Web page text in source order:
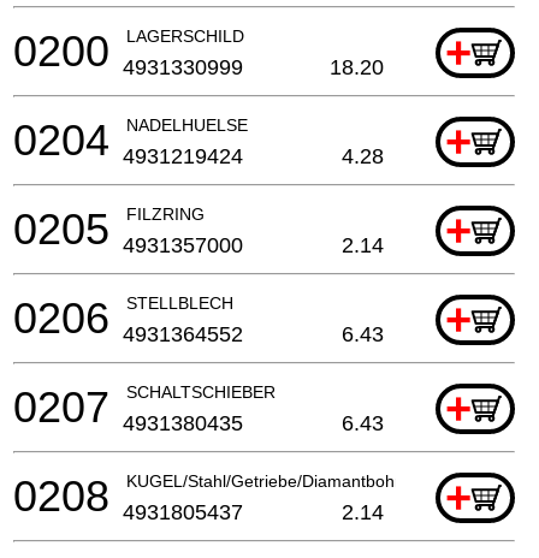
LAGERSCHILD +
0200 4931330999 18.20
NADELHUELSE +
0204 4931219424 4.28
FILZRING +
0205 4931357000 2.14
STELLBLECH +
0206 4931364552 6.43
SCHALTSCHIEBER +
0207 4931380435 6.43
KUGEL/Stahl/Getriebe/Diamantbohrmaschine
+
0208 4931805437 2.14